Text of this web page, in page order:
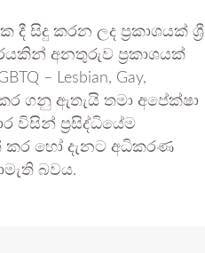
සිදු කරන ලද ප්‍රකාශයක් ශ්‍රී
අනතුරුව ප්‍රකාශයක්
– Lesbian, Gay,
කර ගනු ඇතැයි තමා අපේක්ෂා
විසින් ප්‍රසිද්ධියේම
කර හෝ දැනට අධිකරණ
බවය.